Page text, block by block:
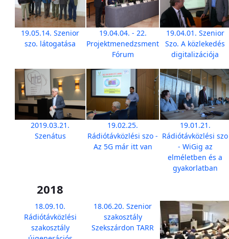
19.05.14. Szenior
szo. látogatása
19.04.04. - 22.
Projektmenedzsment
Fórum
19.04.01. Szenior
Szo. A közlekedés
digitalizációja
2019.03.21.
Szenátus
19.02.25.
Rádiótávközlési szo -
Az 5G már itt van
19.01.21.
Rádiótávközlési szo
- WiGig az
elméletben és a
gyakorlatban
2018
18.09.10.
Rádiótávközlési
szakosztály
18.06.20. Szenior
szakosztály
Szekszárdon TARR